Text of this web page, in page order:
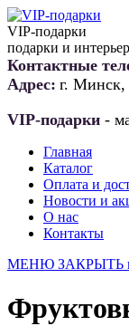
VIP-подарки
подарки и интерьер
Контактные
Адрес: г. Минск,
VIP-подарки -
Главная
Каталог
Оплата и
Новости и
О нас
Контакты
МЕНЮ ЗАКРЫТЬ